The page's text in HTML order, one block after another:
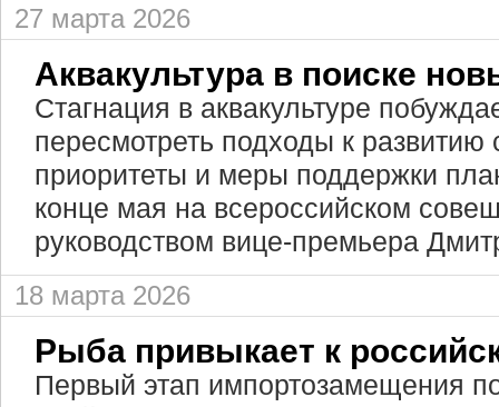
27 марта 2026
Аквакультура в поиске
Стагнация в аквакультуре
пересмотреть подходы к развитию
приоритеты и меры поддержки
конце мая на всероссийском
руководством вице-премьера
18 марта 2026
Рыба привыкает к
Первый этап импортозамещения